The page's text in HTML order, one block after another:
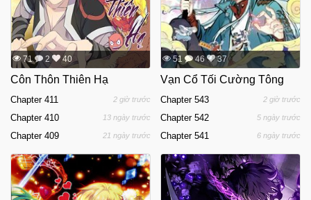
71 2 40
Côn Thôn Thiên Hạ
Chapter 411 2 giờ trước
Chapter 410 13 ngày trước
Chapter 409 21 ngày trước
51 46 37
Vạn Cổ Tối Cường Tông
Chapter 543 2 giờ trước
Chapter 542 5 ngày trước
Chapter 541 6 ngày trước